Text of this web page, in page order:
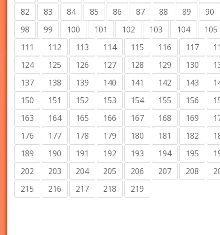
82
83 84 85 86 87 88 89
90
98
99 100 101 102 103 104
105
111
112 113 114 115 116 117
124
125 126 127 128 129 130
137
138 139 140 141 142 143
150
151 152 153 154 155 156
163
164 165 166 167 168 169
176
177 178 179 180 181 182
189
190 191 192 193 194 195
202
203 204 205 206 207 208
215
216 217 218 219